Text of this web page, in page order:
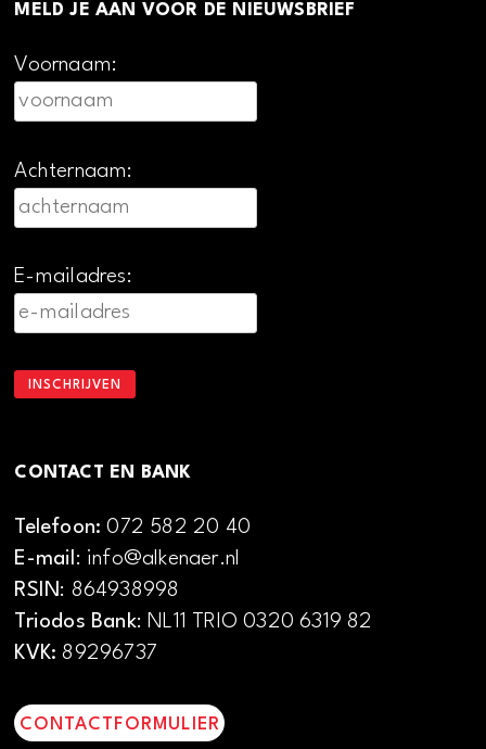
MELD JE AAN VOOR DE NIEUWSBRIEF
Voornaam:
Achternaam:
E-mailadres:
CONTACT EN BANK
Telefoon:072 582 20 40
E-mail: info@alkenaer.nl
RSIN: 864938998
Triodos Bank: NL11 TRIO 0320 6319 82
KVK: 89296737
CONTACTFORMULIER